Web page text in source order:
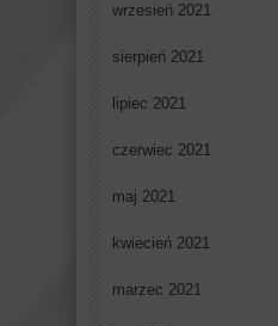
wrzesień 2021
sierpień 2021
lipiec 2021
czerwiec 2021
maj 2021
kwiecień 2021
marzec 2021